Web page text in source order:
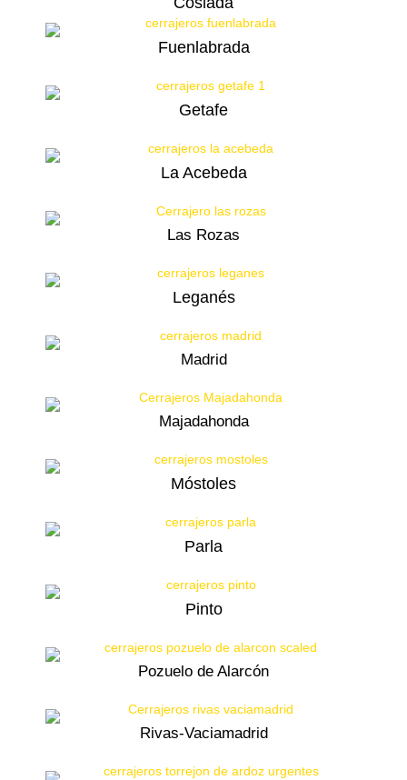
Fuenlabrada
Getafe
La Acebeda
Las Rozas
Leganés
Madrid
Majadahonda
Móstoles
Parla
Pinto
Pozuelo de Alarcón
Rivas-Vaciamadrid